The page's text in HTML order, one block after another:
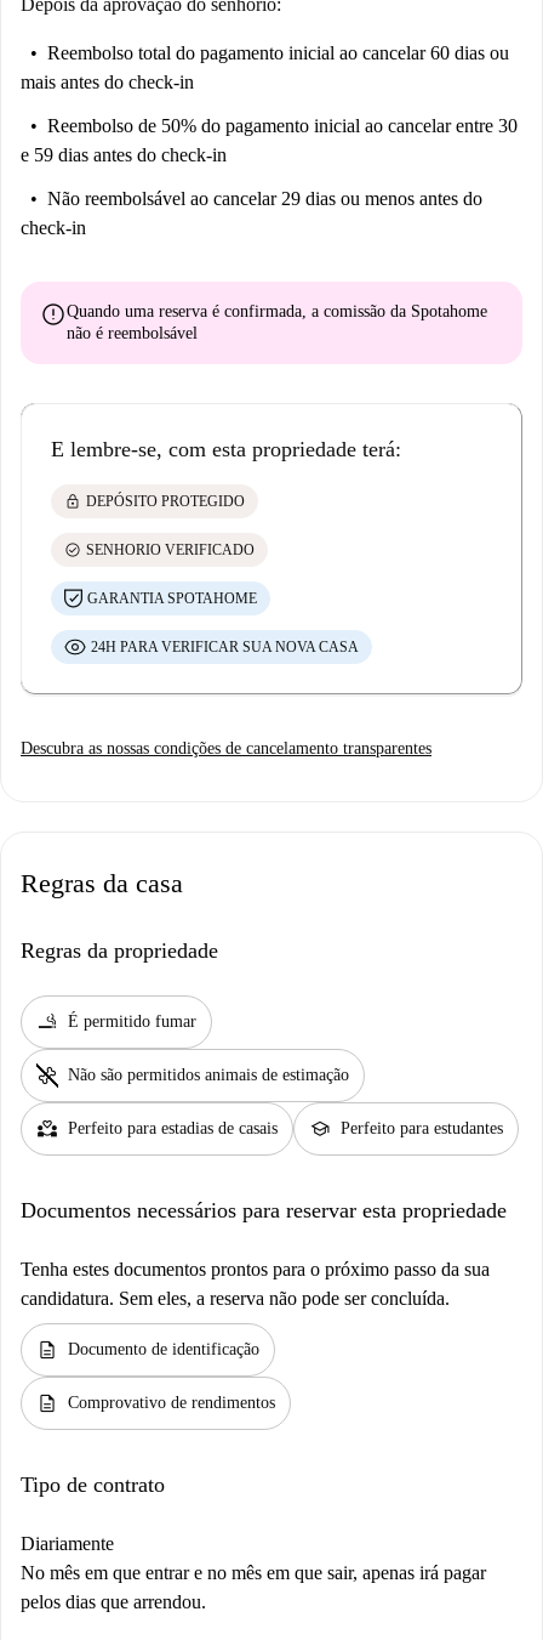
Reembolso total do pagamento inicial ao cancelar 60 dias ou
mais antes do check-in
Reembolso de 50% do pagamento inicial ao cancelar entre 30
e 59 dias antes do check-in
Não reembolsável ao cancelar 29 dias ou menos antes do
check-in
errorQuando uma reserva é confirmada, a comissão da Spotahome
não é reembolsável
E lembre-se, com esta propriedade terá:
lock DEPÓSITO PROTEGIDO
check_circle SENHORIO VERIFICADO
GARANTIA SPOTAHOME
24H PARA VERIFICAR SUA NOVA CASA
Descubra as nossas condições de cancelamento transparentes
Regras da casa
Regras da propriedade
smoking_rooms É permitido fumar
pet_supplies Não são permitidos animais de estimação
partner_heart Perfeito para estadias de casais school Perfeito para estudantes
Documentos necessários para reservar esta propriedade
Tenha estes documentos prontos para o próximo passo da sua
candidatura. Sem eles, a reserva não pode ser concluída.
description Documento de identificação
description Comprovativo de rendimentos
Tipo de contrato
Diariamente
No mês em que entrar e no mês em que sair, apenas irá pagar
pelos dias que arrendou.